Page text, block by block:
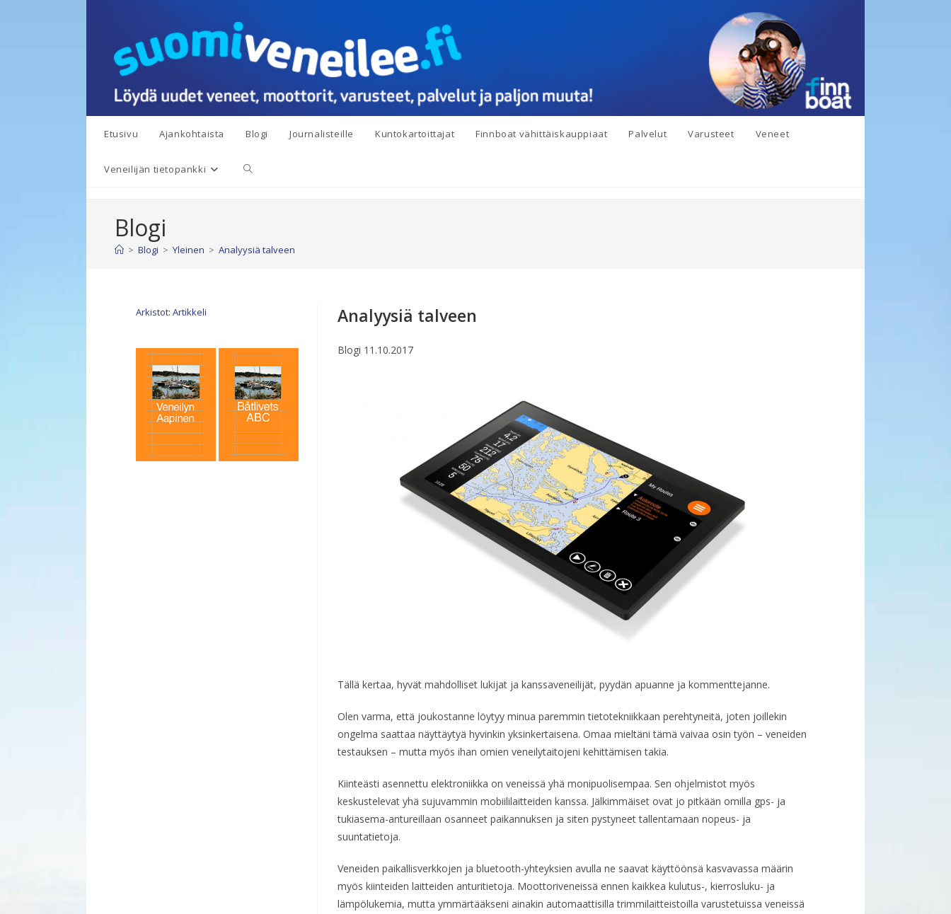
Etusivu Ajankohtaista Blogi Journalisteille Kuntokartoittajat Finnboat vähittäiskauppiaat Palvelut Varusteet Veneet
Veneilijän tietopankki Toggle
Blogi
> Blogi > Yleinen > Analyysiä talveen
Arkistot: Artikkeli Analyysiä talveen
Blogi 11.10.2017
Tällä kertaa, hyvät mahdolliset lukijat ja kanssaveneilijät, pyydän apuanne ja kommenttejanne.
Olen varma, että joukostanne löytyy minua paremmin tietotekniikkaan perehtyneitä, joten joillekin
ongelma saattaa näyttäytyä hyvinkin yksinkertaisena. Omaa mieltäni tämä vaivaa osin työn – veneiden
testauksen – mutta myös ihan omien veneilytaitojeni kehittämisen takia.
Kiinteästi asennettu elektroniikka on veneissä yhä monipuolisempaa. Sen ohjelmistot myös
keskustelevat yhä sujuvammin mobiililaitteiden kanssa. Jälkimmäiset ovat jo pitkään omilla gps- ja
tukiasema-antureillaan osanneet paikannuksen ja siten pystyneet tallentamaan nopeus- ja
suuntatietoja.
Veneiden paikallisverkkojen ja bluetooth-yhteyksien avulla ne saavat käyttöönsä kasvavassa määrin
myös kiinteiden laitteiden anturitietoja. Moottoriveneissä ennen kaikkea kulutus-, kierrosluku- ja
lämpölukemia, mutta ymmärtääkseni ainakin automaattisilla trimmilaitteistoilla varustetuissa veneissä